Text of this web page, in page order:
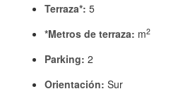
Terraza*: 5
*Metros de terraza: m2
Parking: 2
Orientación: Sur